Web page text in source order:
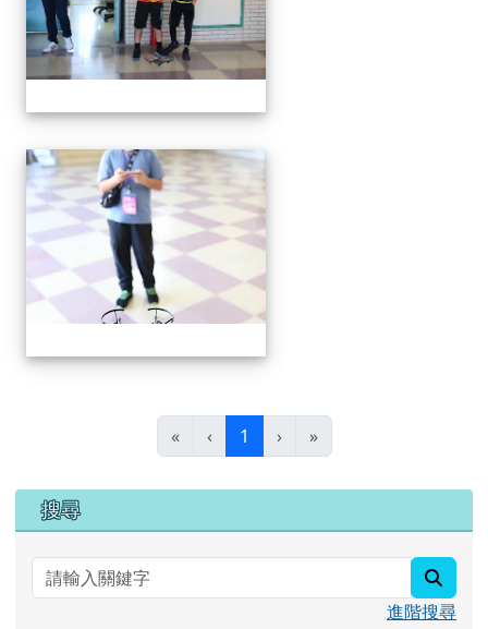
無人機體驗
« ‹ 1 (目前頁次)
› »
右邊區域內容
搜尋
進階搜尋